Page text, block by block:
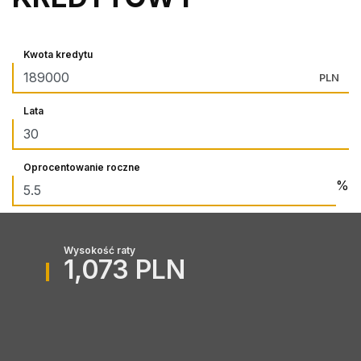
Kwota kredytu
PLN
Lata
Oprocentowanie roczne
%
Wysokość raty
1,073 PLN